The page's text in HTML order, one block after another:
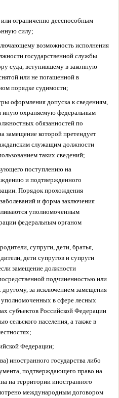
ограниченно дееспособным
силу;
возможность исполнения
государственной службы
суда, вступившему в законную
или не погашенной в
порядке судимости;
оформления допуска к сведениям,
иную охраняемую федеральным
обязанностей по
замещение которой претендует
служащим должности
таких сведений;
поступлению на
и подтвержденного
Порядок прохождения
и форма заключения
уполномоченным
федеральным органом
супруги, дети, братья,
дети супругов и супруги
замещение должности
подчиненностью или
за исключением замещения
в сфере лесных
субъектов Российской Федерации
сельского населения, а также в
Федерации;
иностранного государства либо
подтверждающего право на
на территории иностранного
международным договором